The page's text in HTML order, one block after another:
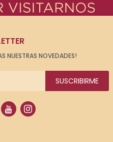
NUESTRAS NOVEDADES!
SUSCRIBIRME
 